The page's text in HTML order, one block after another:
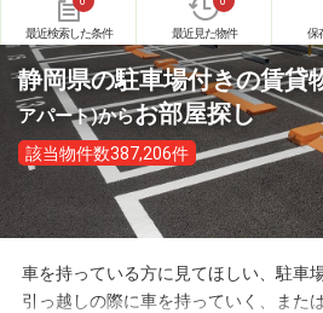
最近検索した条件 最近見た物件 保
静岡県の駐車場付きの賃貸
アパート)からお部屋探し
該当物件数387,206件
車を持っている方に見てほしい、駐車
引っ越しの際に車を持っていく、また